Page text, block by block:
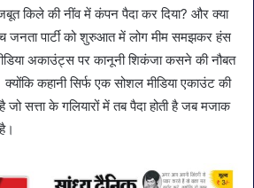
किले की नींव में कंपन पैदा कर दिया? और क्या
जनता पार्टी को शुरुआत में लोग मीम समझकर हंस
अकाउंट्स पर कानूनी शिकंजा कसने की नौबत
कहानी सिर्फ एक सोशल मीडिया एकाउंट की
सत्ता के गलियारों में तब पैदा होती है जब मजाक